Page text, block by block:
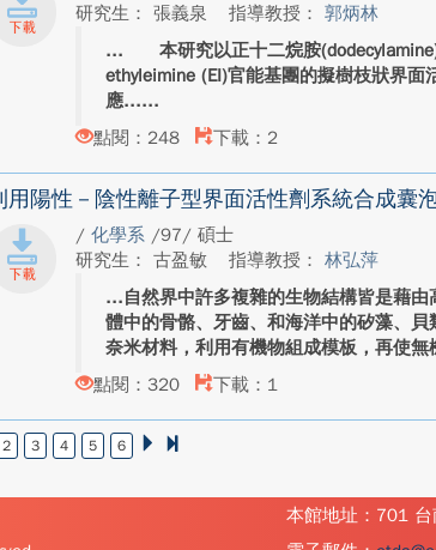
研究生： 張義泉
指導教授：郭炳林
本研究以正十二烷胺
ethyleimine (EI)官能基團的擬樹枝狀界
應...
點閱：248
下載：2
用陽性－陰性離子型界面活性劑系統合成囊
/化學系 /97/ 碩士
研究生： 古盈敏
指導教授：林弘萍
自然界中許多複雜的生物結構皆是藉
體中的骨骼、牙齒、和海洋中的矽藻、
奈米材料，利用有機物組成模板，再使無
點閱：320
下載：1
2 3 4 5 6
本館地址：701